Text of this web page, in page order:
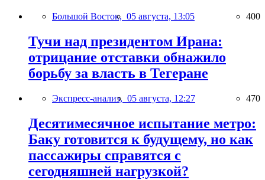
Большой Восток, 05 августа, 13:05 400
Тучи над президентом Ирана:
отрицание отставки обнажило
борьбу за власть в Тегеране
Экспресс-анализ, 05 августа, 12:27 470
Десятимесячное испытание метро:
Баку готовится к будущему, но как
пассажиры справятся с
сегодняшней нагрузкой?